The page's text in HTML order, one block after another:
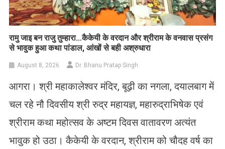
रामु जाइ बन राजु तुम्हारा…कैकेयी के वरदान और श्रीराम के वनवास प्रसंग
से भावुक हुआ कथा पांडाल, आंखों से बही अश्रुधारा
August 8, 2026 Dr. Bhanu Pratap Singh
आगरा। श्री महाकालेश्वर मंदिर, बूढ़ी का नगला, दयालबाग में
चल रहे नौ दिवसीय श्री रुद्र महायज्ञ, महारुद्राभिषेक एवं
श्रीराम कथा महोत्सव के अष्टम दिवस वातावरण अत्यंत
भावुक हो उठा। कैकेयी के वरदान, श्रीराम को चौदह वर्ष का